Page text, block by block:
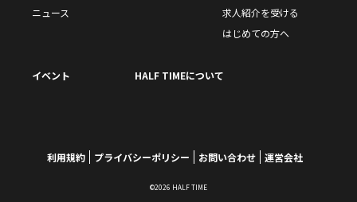
ニュース
求人紹介を受ける
はじめての方へ
イベント HALF TIMEについて
利用規約 プライバシーポリシー お問い合わせ 運営会社
©2026 HALF TIME